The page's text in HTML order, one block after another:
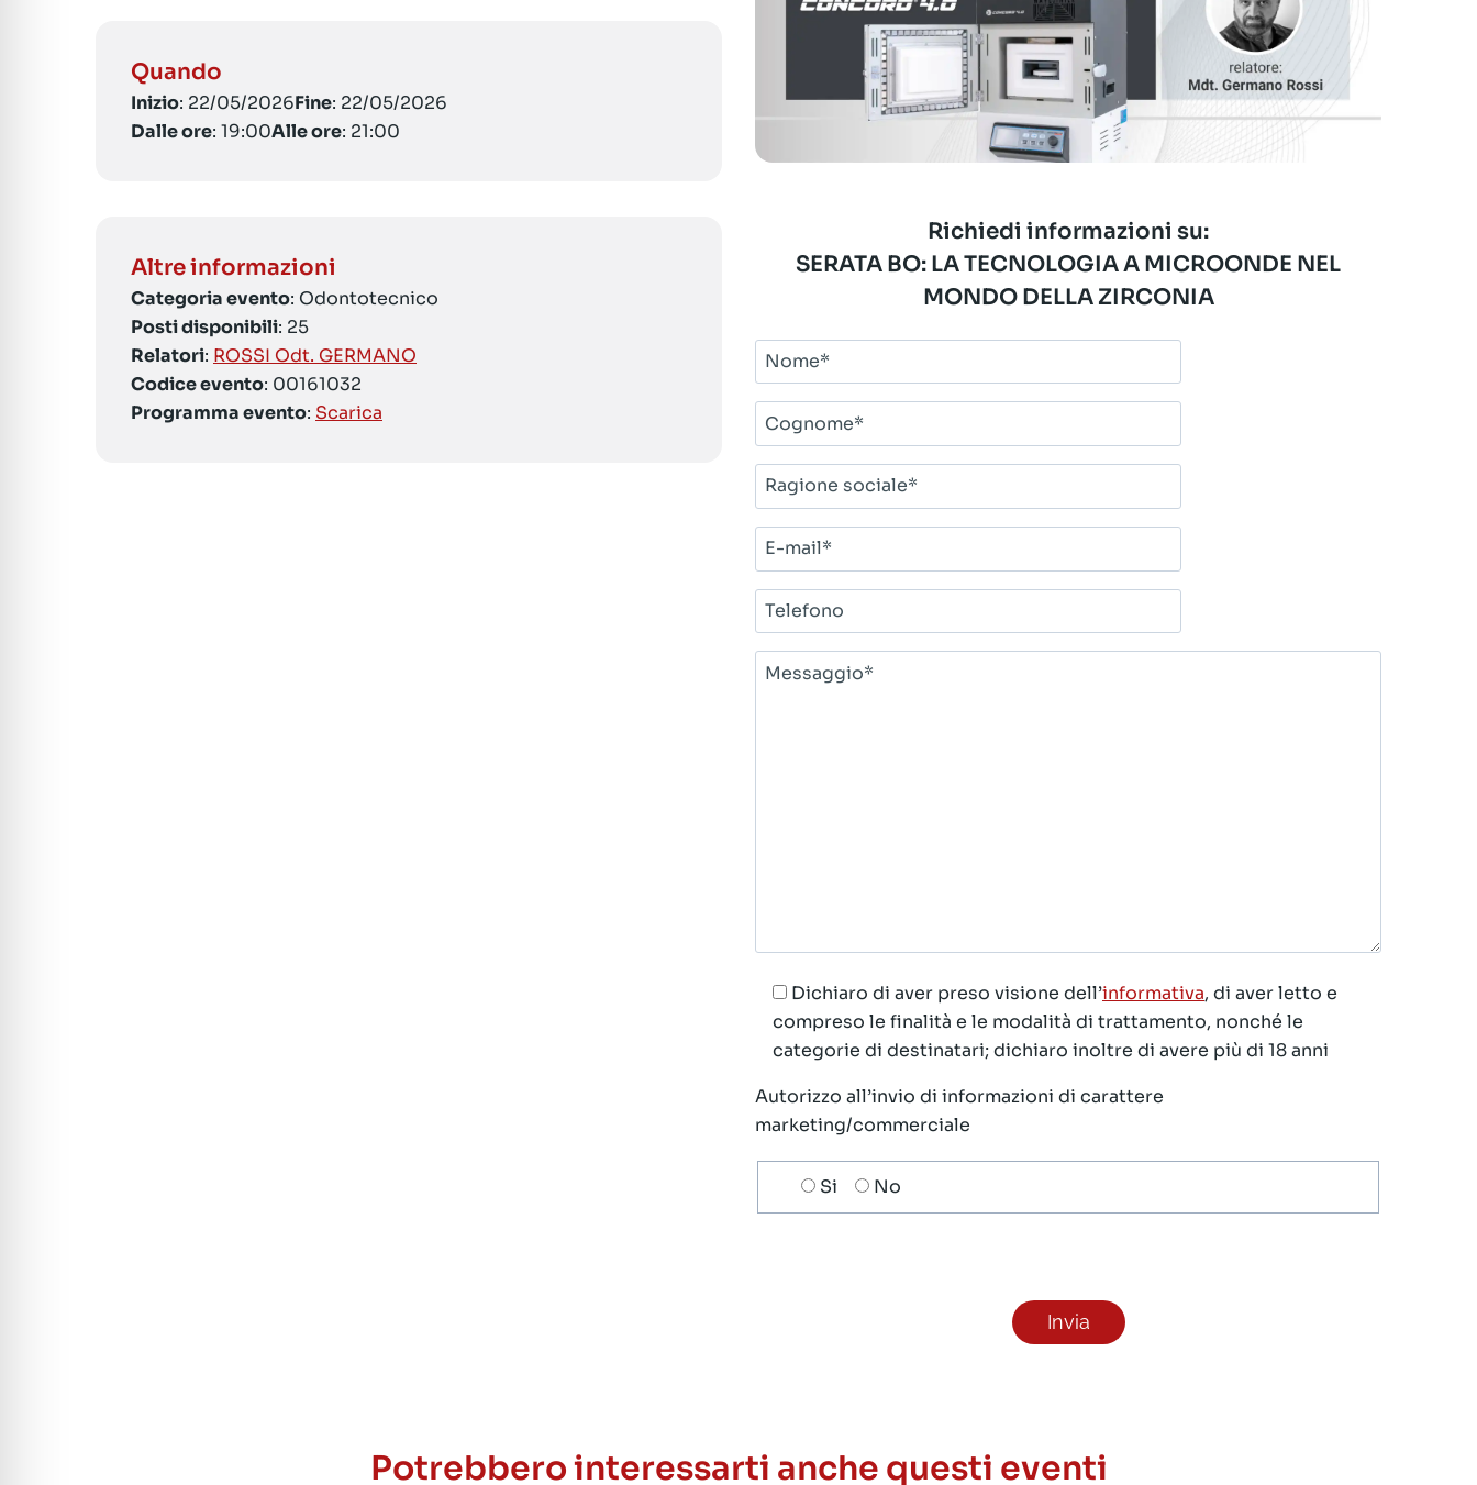
Quando
Inizio: 22/05/2026Fine: 22/05/2026
Dalle ore: 19:00Alle ore: 21:00
Altre informazioni
Categoria evento: Odontotecnico
Posti disponibili: 25
Relatori: ROSSI Odt. GERMANO
Codice evento: 00161032
Programma evento: Scarica
Richiedi informazioni su:
SERATA BO: LA TECNOLOGIA A MICROONDE NEL
MONDO DELLA ZIRCONIA
Nome*
Cognome*
Ragione
sociale*
E-
mail*
Telefono
Messaggio*
Dichiaro di aver preso visione dell’informativa, di aver letto e
compreso le finalità e le modalità di trattamento, nonché le
categorie di destinatari; dichiaro inoltre di avere più di 18 anni
Autorizzo all’invio di informazioni di carattere
marketing/commerciale
Scelta
invio
Si No
Potrebbero interessarti anche questi eventi